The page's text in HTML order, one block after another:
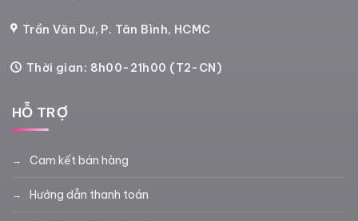
Trần Văn Dư, P. Tân Bình, HCMC
Thời gian: 8h00-21h00 (T2-CN)
HỖ TRỢ
Cam kết bán hàng
Hướng dẫn thanh toán